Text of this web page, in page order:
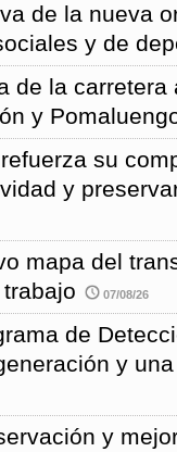
de la nueva
y de
de la carretera
y
su
y
mapa del
07/08/26
de
y
y